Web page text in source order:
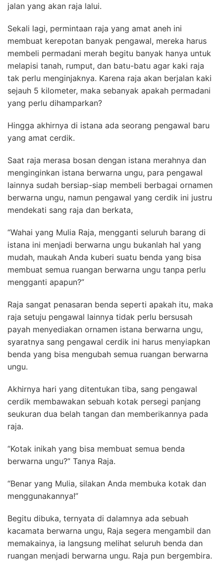
jalan yang akan raja lalui.
Sekali lagi, permintaan raja yang amat aneh ini
membuat kerepotan banyak pengawal, mereka harus
membeli permadani merah begitu banyak hanya untuk
melapisi tanah, rumput, dan batu-batu agar kaki raja
tak perlu menginjaknya. Karena raja akan berjalan kaki
sejauh 5 kilometer, maka sebanyak apakah permadani
yang perlu dihamparkan?
Hingga akhirnya di istana ada seorang pengawal baru
yang amat cerdik.
Saat raja merasa bosan dengan istana merahnya dan
menginginkan istana berwarna ungu, para pengawal
lainnya sudah bersiap-siap membeli berbagai ornamen
berwarna ungu, namun pengawal yang cerdik ini justru
mendekati sang raja dan berkata,
“Wahai yang Mulia Raja, mengganti seluruh barang di
istana ini menjadi berwarna ungu bukanlah hal yang
mudah, maukah Anda kuberi suatu benda yang bisa
membuat semua ruangan berwarna ungu tanpa perlu
mengganti apapun?”
Raja sangat penasaran benda seperti apakah itu, maka
raja setuju pengawal lainnya tidak perlu bersusah
payah menyediakan ornamen istana berwarna ungu,
syaratnya sang pengawal cerdik ini harus menyiapkan
benda yang bisa mengubah semua ruangan berwarna
ungu.
Akhirnya hari yang ditentukan tiba, sang pengawal
cerdik membawakan sebuah kotak persegi panjang
seukuran dua belah tangan dan memberikannya pada
raja.
“Kotak inikah yang bisa membuat semua benda
berwarna ungu?” Tanya Raja.
“Benar yang Mulia, silakan Anda membuka kotak dan
menggunakannya!”
Begitu dibuka, ternyata di dalamnya ada sebuah
kacamata berwarna ungu, Raja segera mengambil dan
memakainya, ia langsung melihat seluruh benda dan
ruangan menjadi berwarna ungu. Raja pun bergembira.